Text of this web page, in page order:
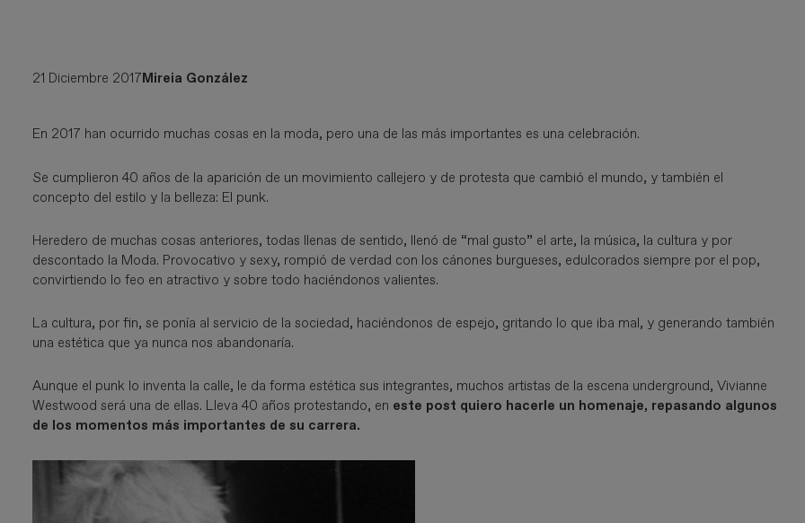
21 Diciembre 2017Mireia González
En 2017 han ocurrido muchas cosas en la moda, pero una de las más importantes es una celebración.
Se cumplieron 40 años de la aparición de un movimiento callejero y de protesta que cambió el mundo, y también el
concepto del estilo y la belleza: El punk.
Heredero de muchas cosas anteriores, todas llenas de sentido, llenó de “mal gusto” el arte, la música, la cultura y por
descontado la Moda. Provocativo y sexy, rompió de verdad con los cánones burgueses, edulcorados siempre por el pop,
convirtiendo lo feo en atractivo y sobre todo haciéndonos valientes.
La cultura, por fin, se ponía al servicio de la sociedad, haciéndonos de espejo, gritando lo que iba mal, y generando también
una estética que ya nunca nos abandonaría.
Aunque el punk lo inventa la calle, le da forma estética sus integrantes, muchos artistas de la escena underground, Vivianne
Westwood será una de ellas. Lleva 40 años protestando, en este post quiero hacerle un homenaje, repasando algunos
de los momentos más importantes de su carrera.